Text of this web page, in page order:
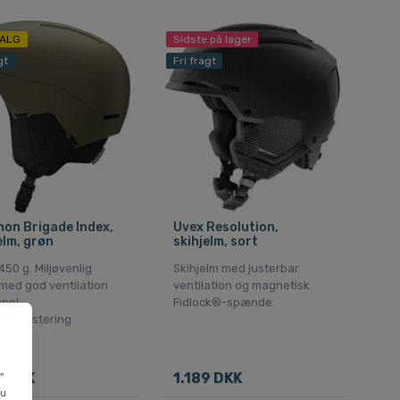
Brigade Index,
grøn
g. Miljøvenlig
god ventilation
DKK
Sidste på lager
Fri fragt
Uvex Resolution,
skihjelm, sort
Skihjelm med justerbar
ventilation og magnetisk
Fidlock®-spænde.
1.189 DKK